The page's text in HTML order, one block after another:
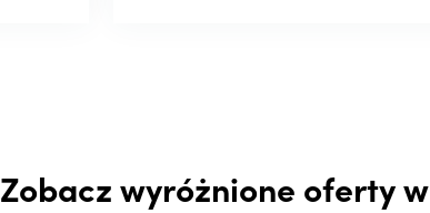
Zobacz wyróżnione oferty w